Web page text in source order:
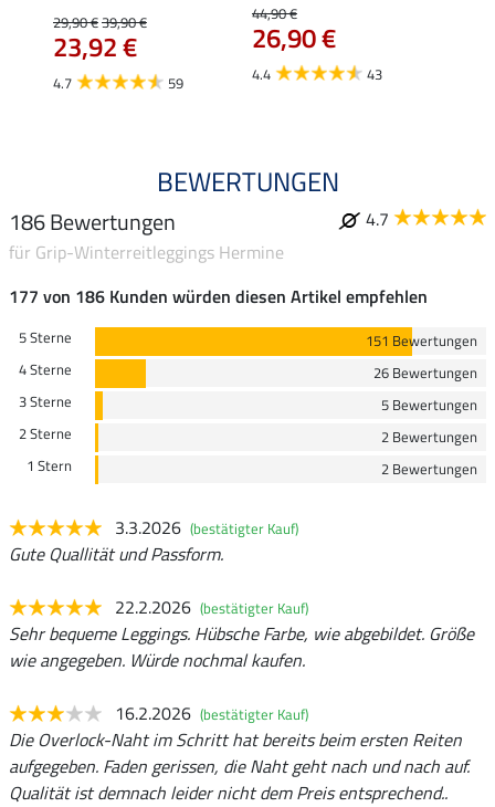
29,90 €39,90 €
23,92 €
4.7 59
44,90 €
26,90 €
4.4 43
BEWERTUNGEN
186 Bewertungen
4.7
für Grip-Winterreitleggings Hermine
177 von 186 Kunden würden diesen Artikel empfehlen
5 Sterne
151 Bewertungen
4 Sterne
26 Bewertungen
3 Sterne
5 Bewertungen
2 Sterne
2 Bewertungen
1 Stern
2 Bewertungen
3.3.2026 (bestätigter Kauf)
Gute Quallität und Passform.
22.2.2026 (bestätigter Kauf)
Sehr bequeme Leggings. Hübsche Farbe, wie abgebildet. Größe
wie angegeben. Würde nochmal kaufen.
16.2.2026 (bestätigter Kauf)
Die Overlock-Naht im Schritt hat bereits beim ersten Reiten
aufgegeben. Faden gerissen, die Naht geht nach und nach auf.
Qualität ist demnach leider nicht dem Preis entsprechend..